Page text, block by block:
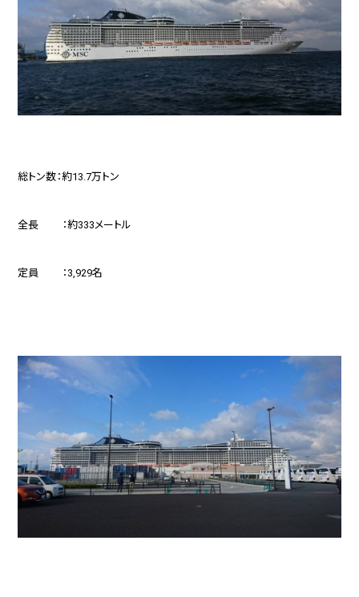
総トン数：約13.7万トン
全長 ：約333メートル
定員 ：3,929名